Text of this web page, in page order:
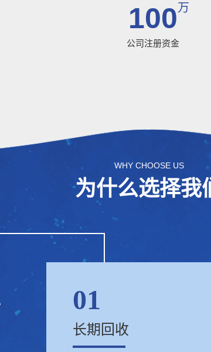
100万
公司注册资金
WHY CHOOSE US
为什么选择我
01
长期回收